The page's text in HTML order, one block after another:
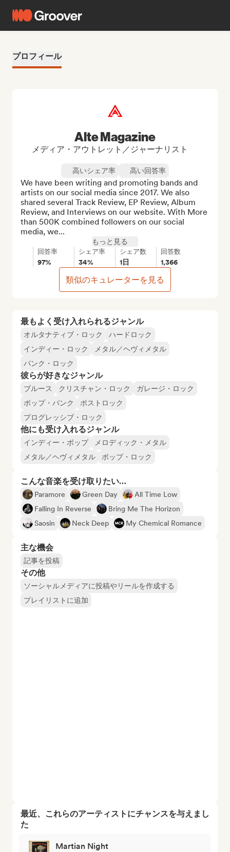
プロフィール
最もよく受け入れられるジャンル
オルタナティブ・ロック
ハードロック
インディー・ロック
メタル／ヘヴィメタル
パンク・ロック
彼らが好きなジャンル
ブルース クリスチャン・ロック
ガレージ・ロック
ポップ・パンク
ポストロック
プログレッシブ・ロック
他にも受け入れるジャンル
インディー・ポップ
メロディック・メタル
メタル／ヘヴィメタル
ポップ・ロック
こんな音楽を受け取りたい…
Paramore Green Day
All Time Low
Falling In Reverse
Bring Me The Horizon
Saosin
Neck Deep My Chemical Romance
主な機会
記事を投稿
その他
ソーシャルメディアに投稿やリールを作成する
プレイリストに追加
最近、これらのアーティストにチャンスを与えまし
た
Martian Night
Alte Magazine
メディア・アウトレット／ジャーナリスト
高いシェア率 高い回答率
We have been writing and promoting bands and
artists on our social media since 2017. We also
shared several Track Review, EP Review, Album
Review, and Interviews on our website. With More
than 500K combined followers on our social
media, we...
もっと見る
回答率
97%
シェア率
34%
シェア数
1日
回答数
1,366
類似のキュレーターを見る